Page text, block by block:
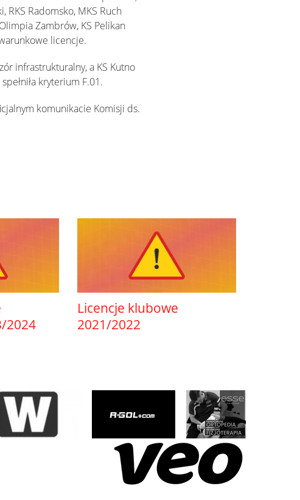
RKS Radomsko, MKS Ruch
Zambrów, KS Pelikan
licencje.
infrastrukturalny, a KS Kutno
kryterium F.01.
komunikacie Komisji ds.
2024
Licencje klubowe
2021/2022